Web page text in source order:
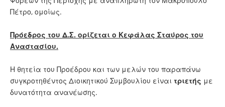
Πέτρο, ομοίως.
Πρόεδρος του Δ.Σ. ορίζεται ο Κεφάλας Σταύρος του
Αναστασίου.
Η θητεία του Προέδρου και των μελών του παραπάνω
συγκροτηθέντος Διοικητικού Συμβουλίου είναι τριετής με
δυνατότητα ανανέωσης.